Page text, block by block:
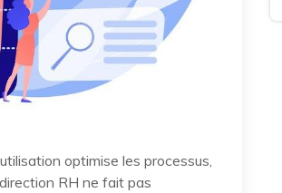
optimise les processus,
RH ne fait pas